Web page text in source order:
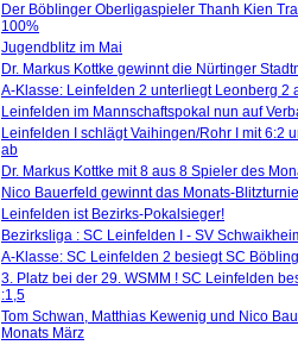
Der Böblinger Oberligaspieler Thanh Kien
100%
Jugendblitz im Mai
Dr. Markus Kottke gewinnt die Nürtinger
A-Klasse: Leinfelden 2 unterliegt Leonberg 2
Leinfelden im Mannschaftspokal nun auf
Leinfelden I schlägt Vaihingen/Rohr I mit 6:2
ab
Dr. Markus Kottke mit 8 aus 8 Spieler des
Nico Bauerfeld gewinnt das Monats-
Leinfelden ist Bezirks-Pokalsieger!
Bezirksliga : SC Leinfelden I - SV
A-Klasse: SC Leinfelden 2 besiegt SC
3. Platz bei der 29. WSMM ! SC Leinfelden
:1,5
Tom Schwan, Matthias Kewenig und Nico
Monats März